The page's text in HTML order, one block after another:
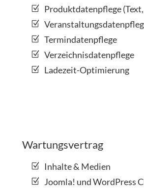
Produktdatenpflege
Termindatenpflege
Verzeichnisdatenpflege
Ladezeit-Optimierung
Wartungsvertrag
Inhalte & Medien
Joomla! und WordPress